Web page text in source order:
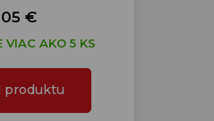
€
VIAC AKO 5 KS
produktu